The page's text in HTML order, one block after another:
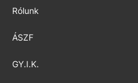
Rólunk
ÁSZF
GY.I.K.